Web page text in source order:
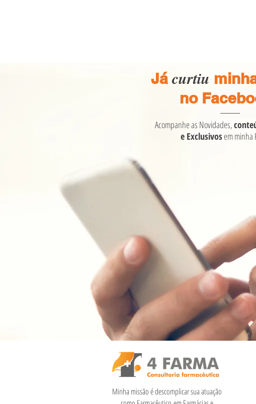
Jácurtiu
no
Acompanhe as Novidades,
e Exclusivosem minha
Minha missão é descomplicar sua atuação